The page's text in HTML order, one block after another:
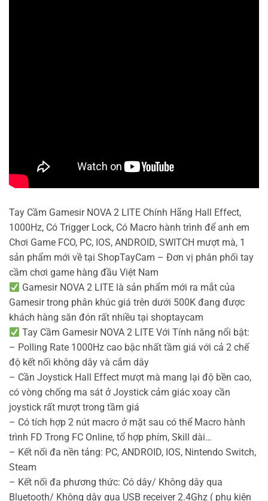
Tay Cầm Gamesir NOVA 2 LITE Chính Hãng Hall Effect,
1000Hz, Có Trigger Lock, Có Macro hành trình để anh em
Chơi Game FCO, PC, IOS, ANDROID, SWITCH mượt mà, 1
sản phẩm mới về tại ShopTayCam – Đơn vị phân phối tay
cầm chơi game hàng đầu Việt Nam
Gamesir NOVA 2 LITE là sản phẩm mới ra mắt của
Gamesir trong phân khúc giá trên dưới 500K đang được
khách hàng săn đón rất nhiều tại shoptaycam
Tay Cầm Gamesir NOVA 2 LITE Với Tính năng nổi bật:
– Polling Rate 1000Hz cao bậc nhất tầm giá với cả 2 chế
độ kết nối không dây và cắm dây
– Cần Joystick Hall Effect mượt mà mang lại độ bền cao,
có vòng chống ma sát ở Joystick cảm giác xoay cần
joystick rất mượt trong tầm giá
– Có tích hợp 2 nút macro ở mặt sau có thể Macro hành
trình FD Trong FC Online, tổ hợp phím, Skill dài…
– Kết nối đa nền tảng: PC, ANDROID, IOS, Nintendo Switch,
Steam
– Kết nối đa phương thức: Có dây/ Không dây qua
Bluetooth/ Không dây qua USB receiver 2.4Ghz ( phụ kiện